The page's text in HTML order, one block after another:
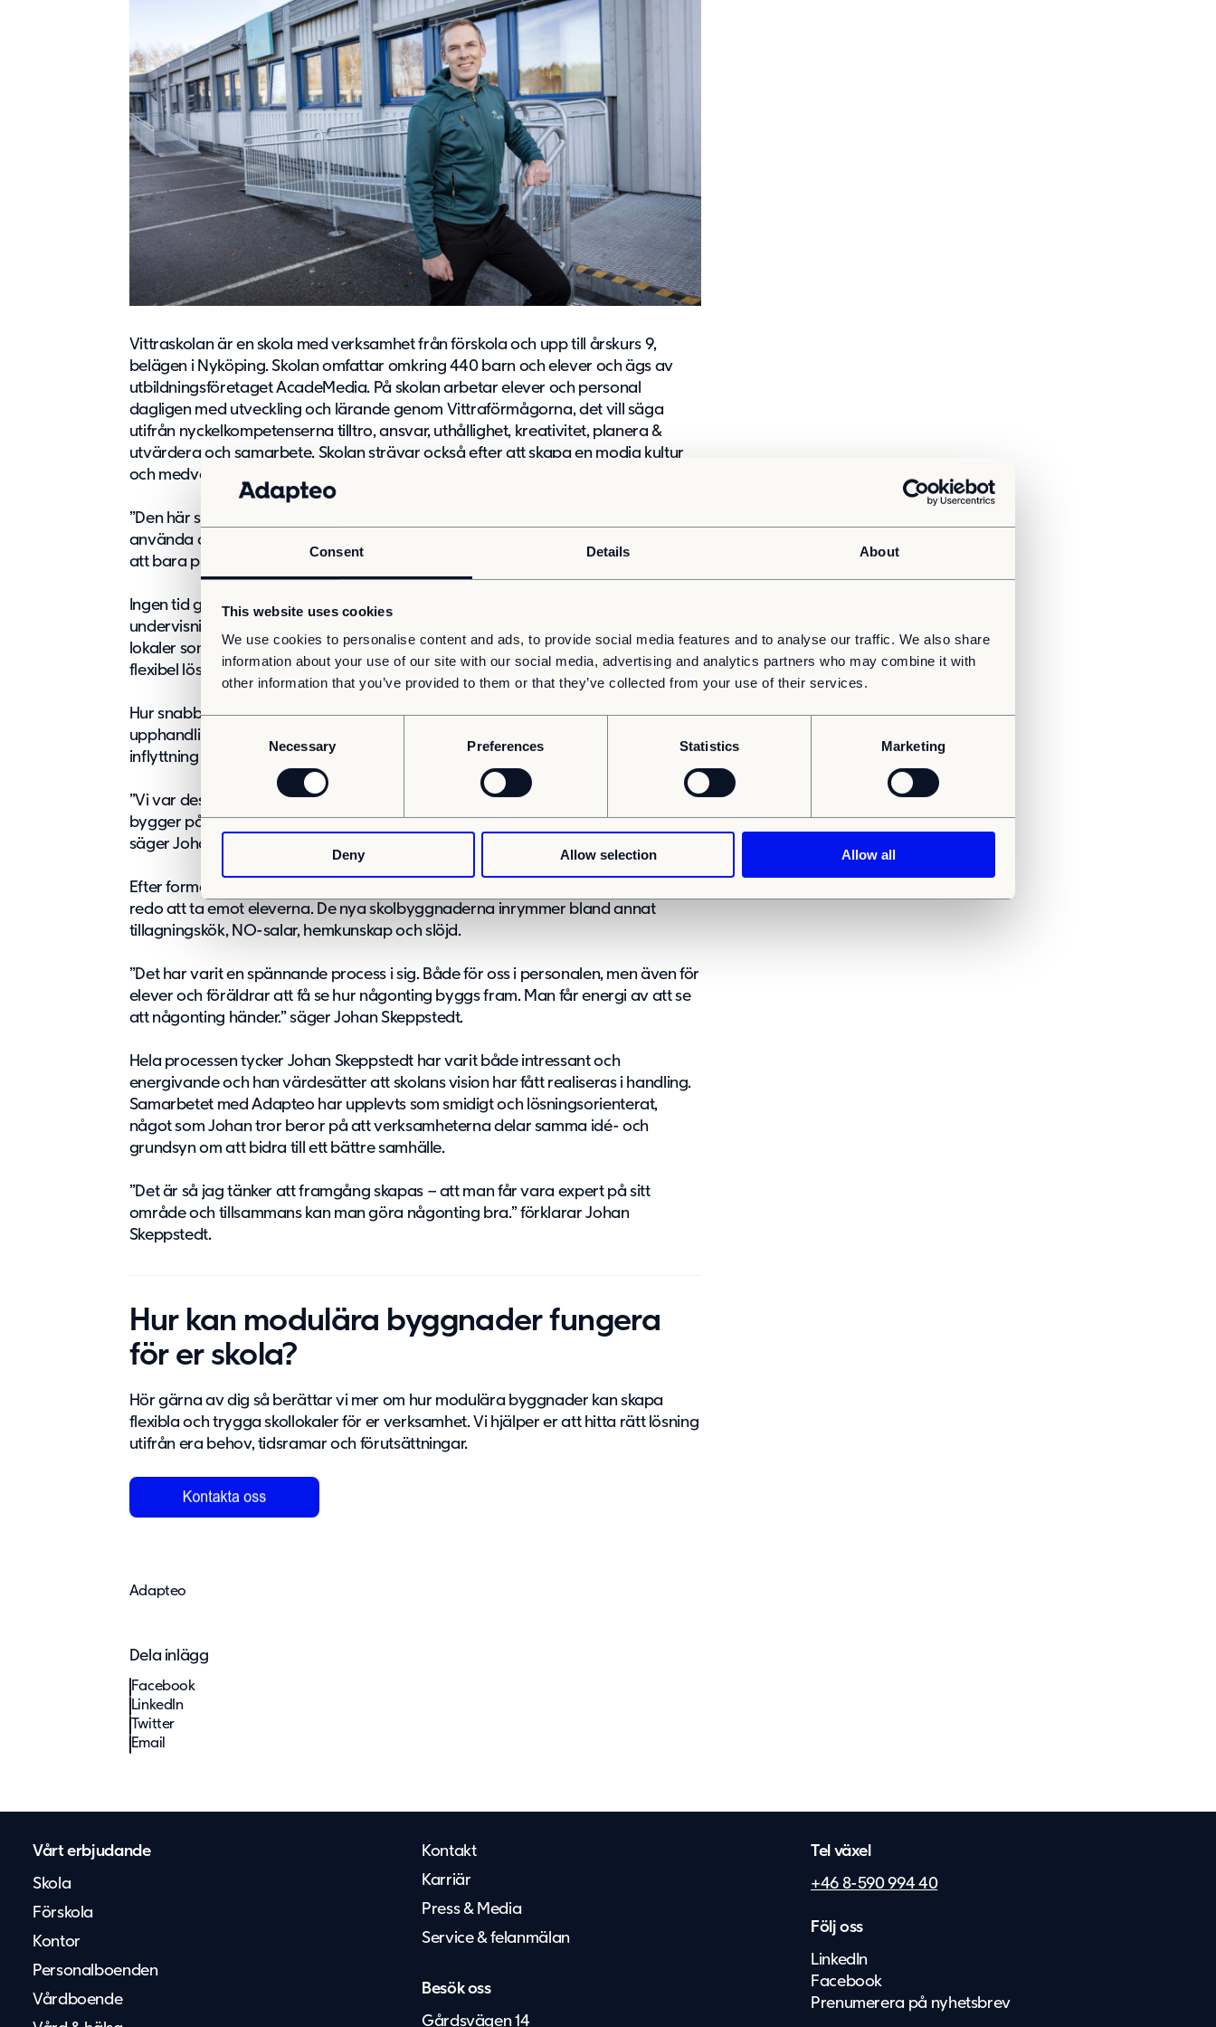
Consent Details About
This website uses cookies
We use cookies to personalise content and ads, to provide social media features and to analyse our traffic. We also share
information about your use of our site with our social media, advertising and analytics partners who may combine it with
other information that you’ve provided to them or that they’ve collected from your use of their services.
e
e
l
Necessary Preferences Statistics Marketing
Deny Allow selection Allow all
Vittraskolan är en skola med verksamhet från förskola och upp till årskurs 9,
belägen i Nyköping. Skolan omfattar omkring 440 barn och elever och ägs av
utbildningsföretaget AcadeMedia. På skolan arbetar elever och personal
dagligen med utveckling och lärande genom Vittraförmågorna, det vill säga
utifrån nyckelkompetenserna tilltro, ansvar, uthållighet, kreativitet, planera &
utvärdera och samarbete. Skolan strävar också efter att skapa en modig kultur
och medvetet lärande.
”Den här situationen har ju gjort att vi fått gå från ett skrivet ord till att faktiskt
använda de här kompetenserna på riktigt. Vi har levt vår idé och vision istället för
att bara prata om den.” berättar Johan Skeppstedt, rektor på Vittraskolan.
Ingen tid gick förlorad när man redan första dagen började se sig om efter nya
undervisningslokaler. Utbudet visade sig dock vara sparsamt när det kom till
lokaler som uppfyllde lagkrav som ventilation, brandutrymning och utemiljö. En
flexibel lösning framträdde då som det bästa alternativet.
Hur snabbt den nya skolan kunde vara på plats var avgörande för
upphandlingen och när Adapteo kom med anbudet att skolan kunde stå klar för
inflyttning den 13e september blev valet av leverantör självklart.
”Vi var dessutom ganska angelägna om att hålla ihop skolan. Hela Vittras idé
bygger på att vi jobbar i team, att de äldre barnen är förebilder för de yngre.”
säger Johan Skeppstedt.
Efter formellt beslut tog det omkring sex veckor tills dess att byggnaden stod
redo att ta emot eleverna. De nya skolbyggnaderna inrymmer bland annat
tillagningskök, NO-salar, hemkunskap och slöjd.
”Det har varit en spännande process i sig. Både för oss i personalen, men även för
elever och föräldrar att få se hur någonting byggs fram. Man får energi av att se
att någonting händer.” säger Johan Skeppstedt.
Hela processen tycker Johan Skeppstedt har varit både intressant och
energivande och han värdesätter att skolans vision har fått realiseras i handling.
Samarbetet med Adapteo har upplevts som smidigt och lösningsorienterat,
något som Johan tror beror på att verksamheterna delar samma idé- och
grundsyn om att bidra till ett bättre samhälle.
”Det är så jag tänker att framgång skapas – att man får vara expert på sitt
område och tillsammans kan man göra någonting bra.” förklarar Johan
Skeppstedt.
Hur kan modulära byggnader fungera
för er skola?
Hör gärna av dig så berättar vi mer om hur modulära byggnader kan skapa
flexibla och trygga skollokaler för er verksamhet. Vi hjälper er att hitta rätt lösning
utifrån era behov, tidsramar och förutsättningar.
Adapteo
Dela inlägg
Facebook
LinkedIn
Twitter
Email
Vårt erbjudande
Skola
Förskola
Kontor
Personalboenden
Vårdboende
Kontakt
Karriär
Press & Media
Service & felanmälan
Besök oss
Gårdsvägen 14
Tel växel
+46 8-590 994 40
Följ oss
LinkedIn
Facebook
Prenumerera på nyhetsbrev